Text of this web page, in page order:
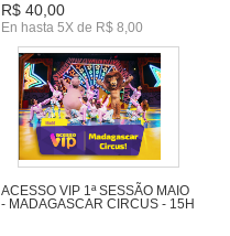
R$ 40,00
En hasta 5X de R$ 8,00
ACESSO VIP 1ª SESSÃO MAIO
- MADAGASCAR CIRCUS - 15H